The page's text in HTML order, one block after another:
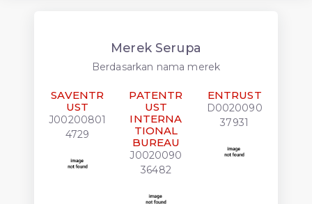
Merek Serupa
Berdasarkan nama merek
SAVENTR
UST
J00200801
4729
PATENTR
UST
INTERNA
TIONAL
BUREAU
J0020090
36482
ENTRUST
D0020090
37931